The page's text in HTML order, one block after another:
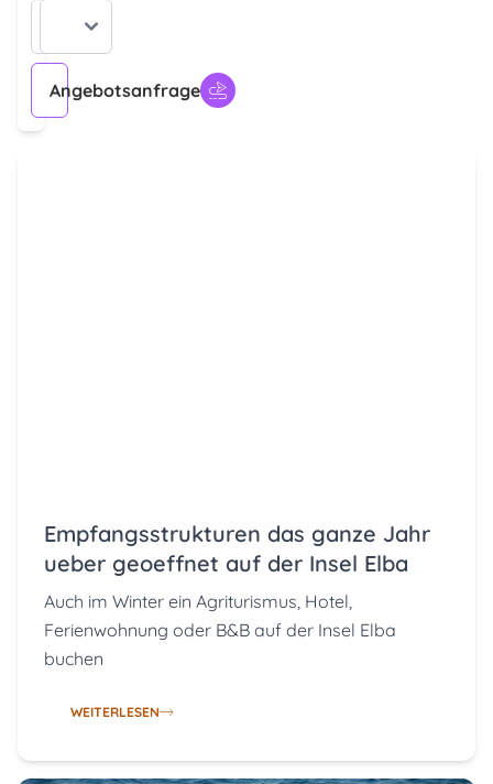
Angebotsanfrage
Empfangsstrukturen das ganze Jahr
ueber geoeffnet auf der Insel Elba
Auch im Winter ein Agriturismus, Hotel,
Ferienwohnung oder B&B auf der Insel Elba
buchen
WEITERLESEN